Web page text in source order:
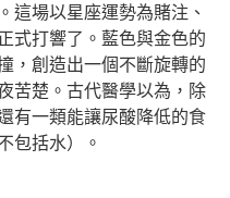
這場以星座運勢為賭注、
式打響了。藍色與金色的
，創造出一個不斷旋轉的
苦楚。古代醫學以為，除
有一類能讓尿酸降低的食
包括水）。